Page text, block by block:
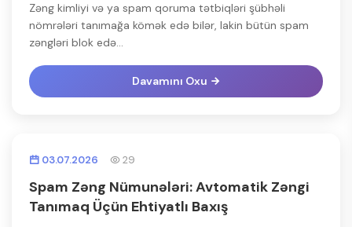
Zəng kimliyi və ya spam qoruma tətbiqləri şübhəli
nömrələri tanımağa kömək edə bilər, lakin bütün spam
zəngləri blok edə...
Davamını Oxu
03.07.2026 29
Spam Zəng Nümunələri: Avtomatik Zəngi
Tanımaq Üçün Ehtiyatlı Baxış